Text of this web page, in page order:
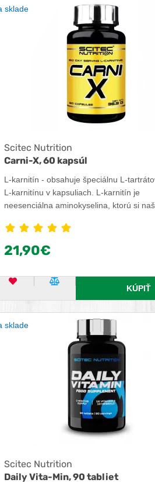
sklade
Scitec Nutrition
Carni-X, 60 kapsúl
L-karnitín - obsahuje špeciálnu L-
L-karnitínu v kapsuliach. L-karnitín je
neesenciálna aminokyselina, ktorú si
srdci a mozgu. Tartrátová väzba obsahuje
približne 68% čistého karnitínu a približne
tartrátu. Výhodou L-karnitín L-tartrátu
21,90€
OBĽÚBENÝ PRODUKTPOROVNAŤ PRODUKT
KÚPIŤ
sklade
Scitec Nutrition
Daily Vita-Min, 90 tabliet